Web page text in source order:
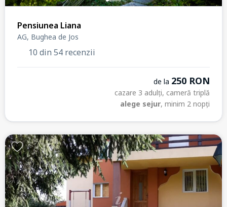
Pensiunea Liana
AG, Bughea de Jos
10 din 54 recenzii
de la 250 RON
cazare 3 adulți, cameră triplă
alege sejur, minim 2 nopți